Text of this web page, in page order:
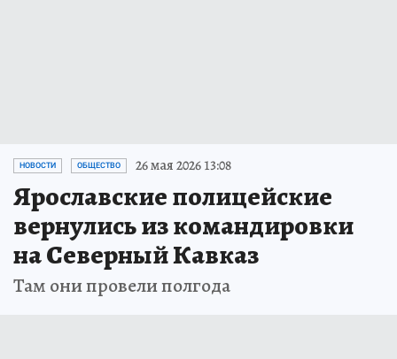
НОВОСТИ ОБЩЕСТВО 26 мая 2026 13:08
Ярославские полицейские
вернулись из командировки
на Северный Кавказ
Там они провели полгода